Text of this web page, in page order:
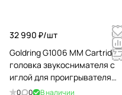
32 990 ₽/шт
Goldring G1006 MM Cartridge
головка звукоснимателя с
иглой для проигрывателя
виниловых дисков
0 0 В наличии